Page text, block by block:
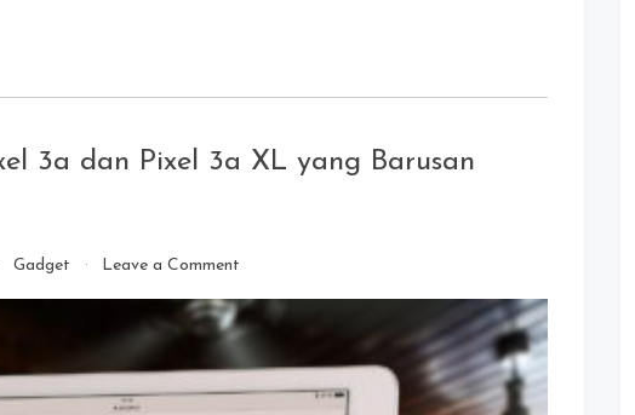
3a dan Pixel 3a XL yang Barusan
Gadget Leave a Commenton
Google
3a
dan